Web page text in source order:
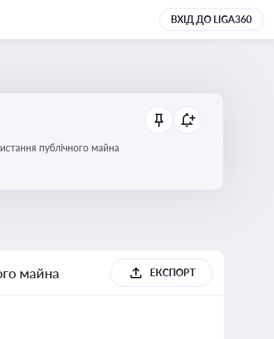
ВХІД ДО LIGA360
публічного майна
майна ЕКСПОРТ